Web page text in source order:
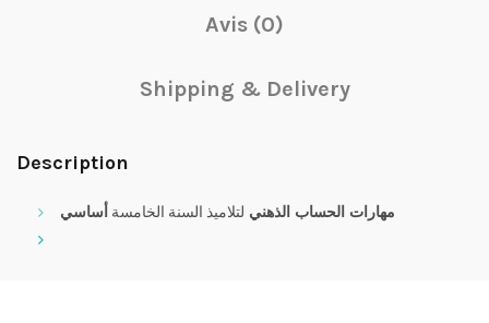
Avis (0)
Shipping & Delivery
Description
مهارات الحساب الذهني لتلاميذ السنة الخامسة أساسي